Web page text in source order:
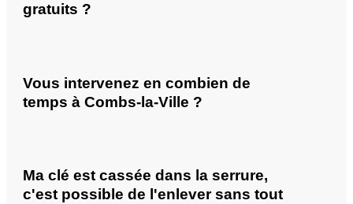
gratuits ?
Vous intervenez en combien de
temps à Combs-la-Ville ?
Ma clé est cassée dans la serrure,
c'est possible de l'enlever sans tout